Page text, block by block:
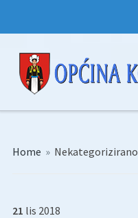
Home » Nekategorizirano
21 lis 2018